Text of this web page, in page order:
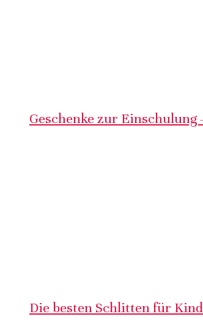
Geschenke zur Einschulung
Die besten Schlitten für